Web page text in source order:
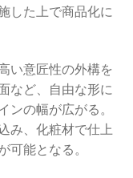
した上で商品化に
い意匠性の外構を
など、自由な形に
の幅が広がる。
み、化粧材で仕上
可能となる。